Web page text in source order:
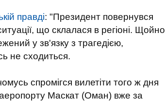
правді: "Президент повернувся
що склалася в регіоні. Щойно
у зв'язку з трагедією,
не сходиться.
спромігся вилетіти того ж дня
Маскат (Оман) вже за